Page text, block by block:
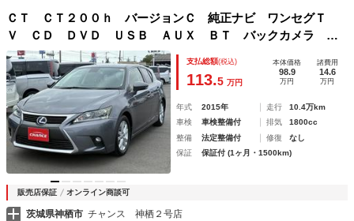
ＣＴ ＣＴ２００ｈ バージョンＣ 純正ナビ ワンセグＴ
Ｖ ＣＤ ＤＶＤ ＵＳＢ ＡＵＸ ＢＴ バックカメラ ク
ルーズコントロール ステリモ ドライブレコーダー ＭＴモ
ード パワーシート ＥＴＣ シートヒーター 純正アルミ
ＬＥＤ
支払総額(税込)
113.5 万円
本体価格
98.9
万円
諸費用
14.6
万円
年式 2015年 走行
10.4万km
車検
車検整備付 排気
1800cc
整備
法定整備付 修復
なし
保証
保証付 (1ヶ月・1500km)
販売店保証 オンライン商談可
茨城県神栖市 チャンス 神栖２号店